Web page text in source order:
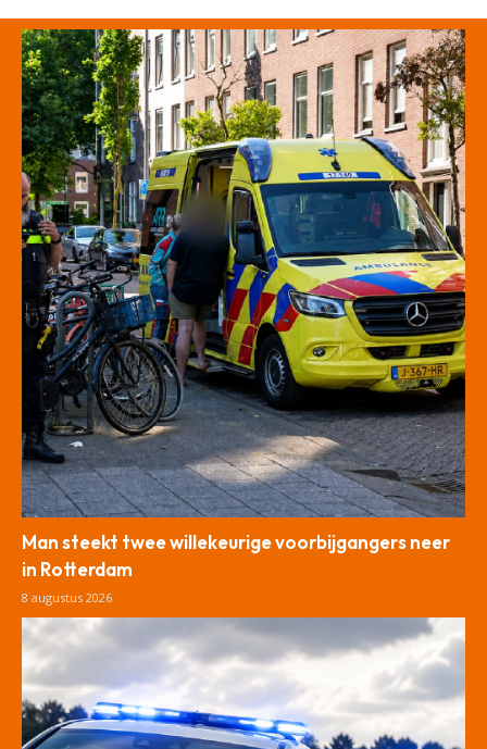
Man steekt twee willekeurige voorbijgangers neer
in Rotterdam
8 augustus 2026